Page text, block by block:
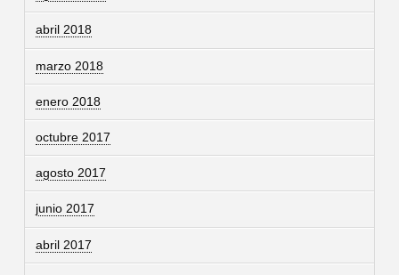
abril 2018
marzo 2018
enero 2018
octubre 2017
agosto 2017
junio 2017
abril 2017